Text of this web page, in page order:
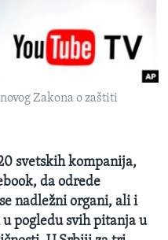
Zakona o zaštiti
svetskih kompanija,
da odrede
nadležni organi, ali i
pogledu svih pitanja u